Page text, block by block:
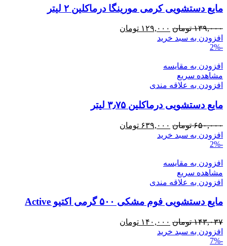
مایع دستشویی کرمی مورینگا درماکلین ۲ لیتر
۱۳۹,۰۰۰ تومان قیمت
اصلی:
۱۲۹,۰۰۰ تومان
افزودن به سبد خرید
-2%
افزودن به مقایسه
مشاهده سریع
افزودن به علاقه مندی
مایع دستشویی درماکلین ۳٫۷۵ لیتر
۶۵۰,۰۰۰ تومان قیمت
اصلی:
۶۳۹,۰۰۰ تومان
افزودن به سبد خرید
-2%
افزودن به مقایسه
مشاهده سریع
افزودن به علاقه مندی
مایع دستشویی فوم مشکی ۵۰۰ گرمی اکتیو Active
۱۴۳,۰۳۷ تومان قیمت
اصلی:
۱۴۰,۰۰۰ تومان
افزودن به سبد خرید
-7%